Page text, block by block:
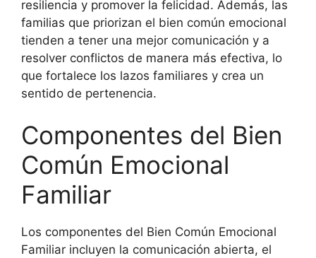
resiliencia y promover la felicidad. Además, las
familias que priorizan el bien común emocional
tienden a tener una mejor comunicación y a
resolver conflictos de manera más efectiva, lo
que fortalece los lazos familiares y crea un
sentido de pertenencia.
Componentes del Bien
Común Emocional
Familiar
Los componentes del Bien Común Emocional
Familiar incluyen la comunicación abierta, el